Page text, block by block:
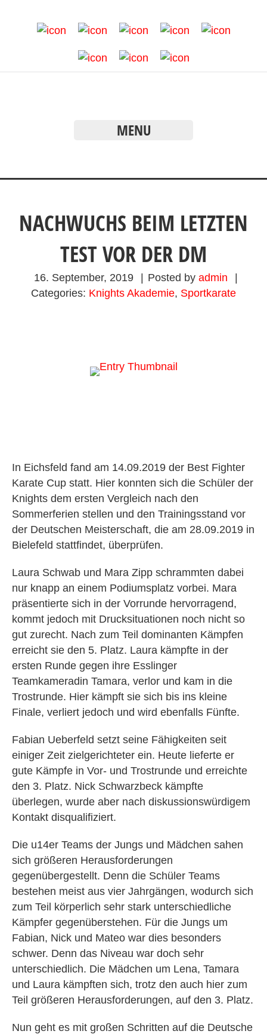
MENU
NACHWUCHS BEIM LETZTEN
TEST VOR DER DM
16. September, 2019 Posted by admin
Categories: Knights Akademie, Sportkarate
In Eichsfeld fand am 14.09.2019 der Best Fighter
Karate Cup statt. Hier konnten sich die Schüler der
Knights dem ersten Vergleich nach den
Sommerferien stellen und den Trainingsstand vor
der Deutschen Meisterschaft, die am 28.09.2019 in
Bielefeld stattfindet, überprüfen.
Laura Schwab und Mara Zipp schrammten dabei
nur knapp an einem Podiumsplatz vorbei. Mara
präsentierte sich in der Vorrunde hervorragend,
kommt jedoch mit Drucksituationen noch nicht so
gut zurecht. Nach zum Teil dominanten Kämpfen
erreicht sie den 5. Platz. Laura kämpfte in der
ersten Runde gegen ihre Esslinger
Teamkameradin Tamara, verlor und kam in die
Trostrunde. Hier kämpft sie sich bis ins kleine
Finale, verliert jedoch und wird ebenfalls Fünfte.
Fabian Ueberfeld setzt seine Fähigkeiten seit
einiger Zeit zielgerichteter ein. Heute lieferte er
gute Kämpfe in Vor- und Trostrunde und erreichte
den 3. Platz. Nick Schwarzbeck kämpfte
überlegen, wurde aber nach diskussionswürdigem
Kontakt disqualifiziert.
Die u14er Teams der Jungs und Mädchen sahen
sich größeren Herausforderungen
gegenübergestellt. Denn die Schüler Teams
bestehen meist aus vier Jahrgängen, wodurch sich
zum Teil körperlich sehr stark unterschiedliche
Kämpfer gegenüberstehen. Für die Jungs um
Fabian, Nick und Mateo war dies besonders
schwer. Denn das Niveau war doch sehr
unterschiedlich. Die Mädchen um Lena, Tamara
und Laura kämpften sich, trotz den auch hier zum
Teil größeren Herausforderungen, auf den 3. Platz.
Nun geht es mit großen Schritten auf die Deutsche